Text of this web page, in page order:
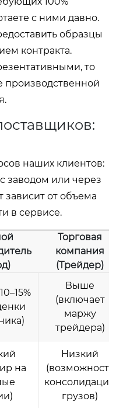
с ними давно.
образцы
контракта.
то
производственной
наших клиентов:
заводом или через
зависит от объема
в сервисе.
Торговая
компания
(Трейдер)
Выше
(включает
маржу
трейдера)
на
Низкий
(возможность
консолидации
грузов)